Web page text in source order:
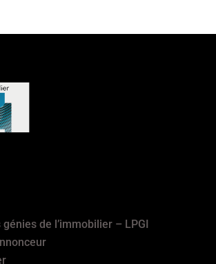
de l’immobilier – LPGI